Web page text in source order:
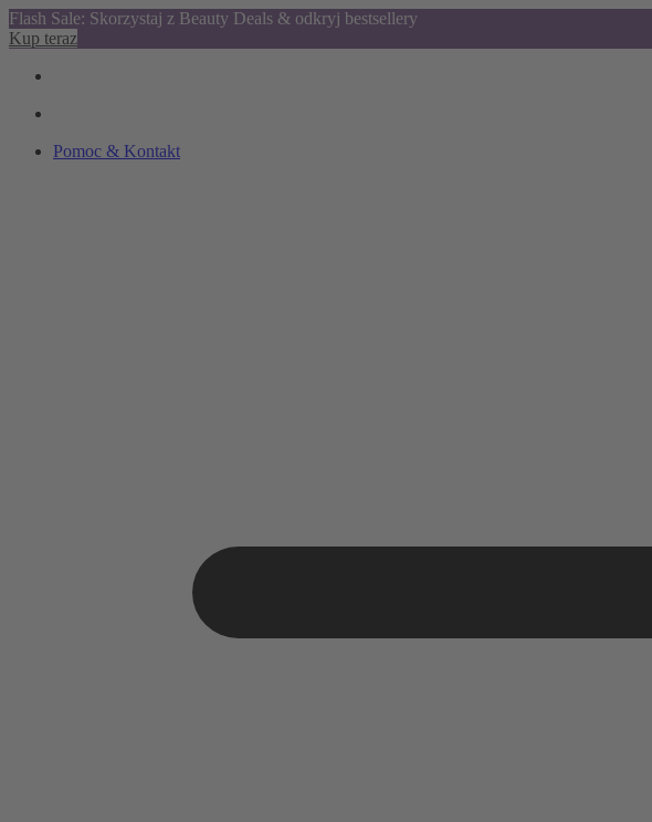
Flash Sale: Skorzystaj z Beauty Deals & odkryj bestsellery
Kup teraz
Pomoc & Kontakt